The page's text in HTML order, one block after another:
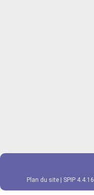
Plan du site SPIP 4.4.16